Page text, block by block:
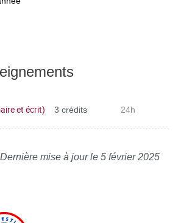
et écrit) 3 crédits 24h
Dernière mise à jour le 5 février 2025